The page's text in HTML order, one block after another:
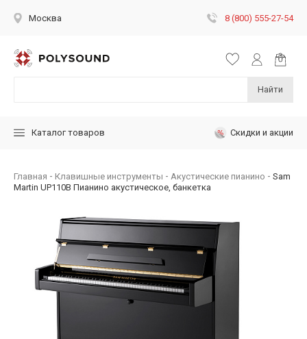
Москва 8 (800) 555-27-54
Найти
Каталог товаров Скидки и акции
Главная Клавишные инструменты Акустические пианино
Sam
Martin UP110B Пианино акустическое, банкетка